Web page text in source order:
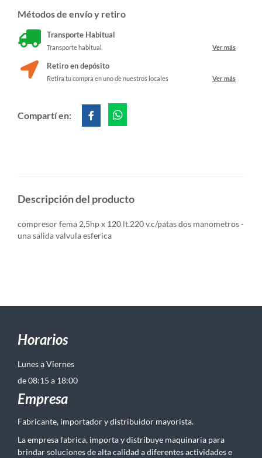
Métodos de envío y retiro
Transporte Habitual
Transporte habitual Ver más
Retiro en depósito
Retira tu compra en uno de nuestros locales Ver más
Compartí en:
Descripción del producto
compresor fema 2,5hp x 120 lt.220 v.c/patas dos manometros -
una salida valvula esferica
Horarios
Lunes a Viernes
de 08:15 a 18:00
Empresa
Fabricante, importador y distribuidor mayorista.
La empresa fabrica, importa y distribuye maquinaria para
brindar soluciones de alta calidad a diferentes actividades e